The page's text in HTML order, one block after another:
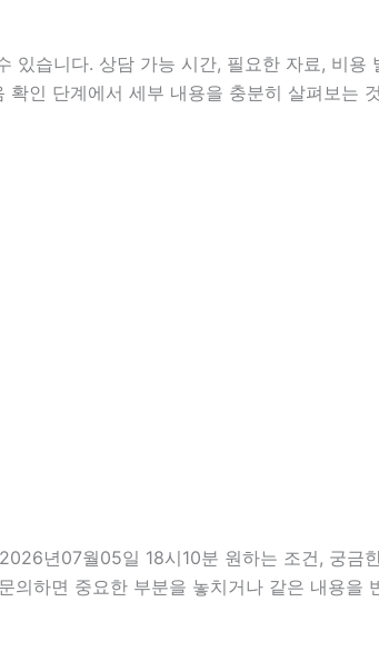
습니다. 상담 가능 시간, 필요한 자료, 비
인 단계에서 세부 내용을 충분히 살펴보는
년07월05일 18시10분 원하는 조건, 궁금
하면 중요한 부분을 놓치거나 같은 내용을